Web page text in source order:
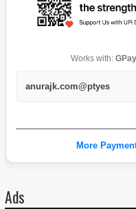
Works with:
anurajk.com@ptyes
More
Ads